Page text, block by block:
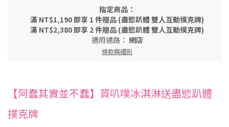
指定商品：
滿 NT$1,190 即享 1 件贈品 (盡慾趴體 雙人互動撲克牌)
滿 NT$2,380 即享 2 件贈品 (盡慾趴體 雙人互動撲克牌)
適用通路： 網店
條款與細則
【阿蠢其實並不蠢】買叭噗冰淇淋送盡慾趴體
撲克牌